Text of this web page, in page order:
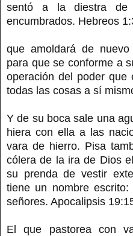
sentó a la diestra de
encumbrados. Hebreos
que amoldará de
para que se conforme a
operación del poder que
todas las cosas a sí
Y de su boca sale una
hiera con ella a las
vara de hierro. Pisa
cólera de la ira de Dios
su prenda de vestir
tiene un nombre
señores. Apocalipsis
El que pastorea con